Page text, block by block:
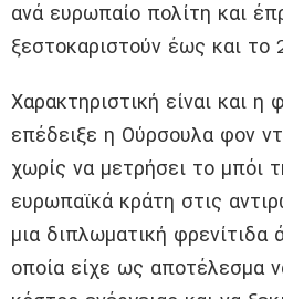
ανά ευρωπαίο πολίτη και
ξεστοκαριστούν έως και το
Χαρακτηριστική είναι και η
επέδειξε η Ούρσουλα φον
χωρίς να μετρήσει το μπόι
ευρωπαϊκά κράτη στις
μια διπλωματική φρενίτιδα
οποία είχε ως αποτέλεσμα